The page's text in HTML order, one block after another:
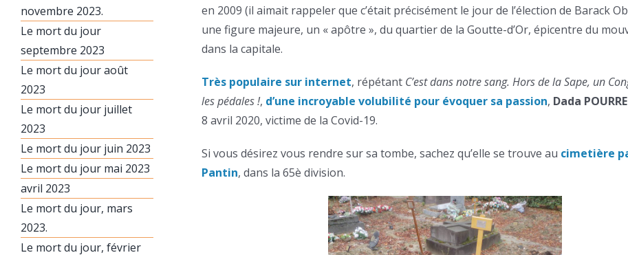
en 2009 (il aimait rappeler que c’était précisément le jour de l’élection de Barack
une figure majeure, un « apôtre », du quartier de la Goutte-d’Or, épicentre du
dans la capitale.
Très populaire sur internet, répétant C’est dans notre sang. Hors de la Sape, un
les pédales !, d’une incroyable volubilité pour évoquer sa passion, Dada
8 avril 2020, victime de la Covid-19.
Si vous désirez vous rendre sur sa tombe, sachez qu’elle se trouve au cimetière
Pantin, dans la 65è division.
novembre 2023.
Le mort du jour
septembre 2023
Le mort du jour août
2023
Le mort du jour juillet
2023
Le mort du jour juin 2023
Le mort du jour mai 2023
avril 2023
Le mort du jour, mars
2023.
Le mort du jour, février